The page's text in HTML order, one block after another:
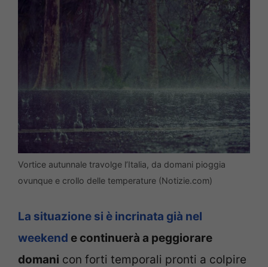
Vortice autunnale travolge l’Italia, da domani pioggia
ovunque e crollo delle temperature (Notizie.com)
La situazione si è incrinata già nel
weekend e continuerà a peggiorare
domani con forti temporali pronti a colpire